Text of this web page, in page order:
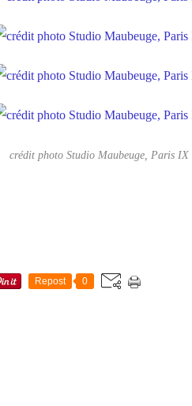
crédit photo Studio Maubeuge, Paris IX
Repost 0